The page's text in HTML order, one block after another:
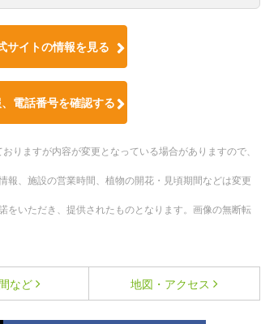
サイトの情報を見る
電話番号を確認する
ますが内容が変更となっている場合がありますので、
、施設の営業時間、植物の開花・見頃期間などは変更
いただき、提供されたものとなります。画像の無断転
など 地図・アクセス